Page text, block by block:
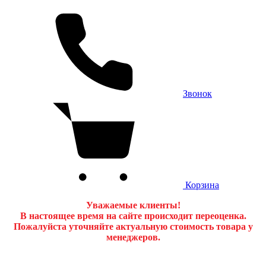
Звонок
Корзина
Уважаемые клиенты!
В настоящее время на сайте происходит переоценка.
Пожалуйста уточняйте актуальную стоимость товара у
менеджеров.